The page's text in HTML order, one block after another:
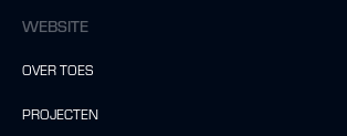
WEBSITE
OVER TOES
PROJECTEN